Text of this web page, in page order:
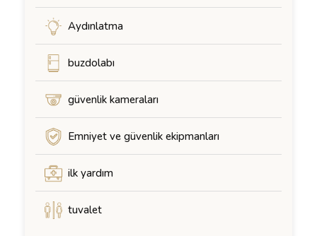
Aydınlatma
buzdolabı
güvenlik kameraları
Emniyet ve güvenlik ekipmanları
ilk yardım
tuvalet